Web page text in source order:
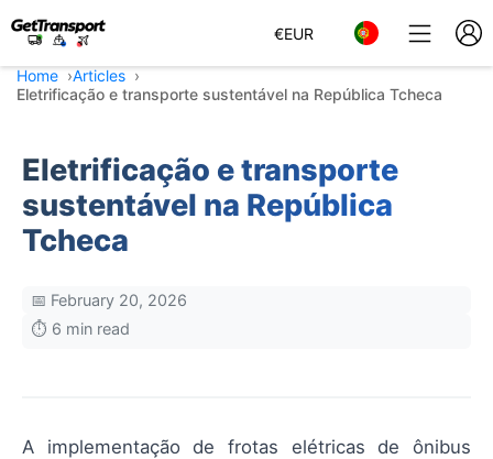
€EUR
Home
Articles
Eletrificação e transporte sustentável na República Tcheca
Eletrificação e transporte
sustentável na República
Tcheca
📅 February 20, 2026
⏱️ 6 min read
A implementação de frotas elétricas de ônibus